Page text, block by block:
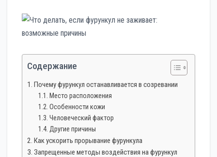
Содержание
Почему фурункул останавливается в созревании
Место расположения
Особенности кожи
Человеческий фактор
Другие причины
Как ускорить прорывание фурункула
Запрещенные методы воздействия на фурункул